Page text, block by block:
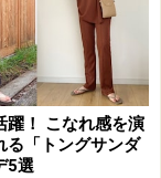
躍！ こなれ感を演
る「トングサンダ
5選